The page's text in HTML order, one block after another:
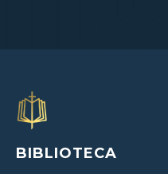
BIBLIOTECA